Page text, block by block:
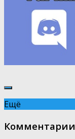
Ещё
Комментарии